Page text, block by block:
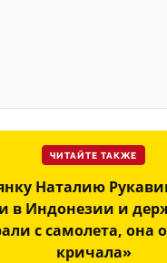
ЧИТАЙТЕ ТАКЖЕ
Наталию
в Индонезии и
с самолета, она
кричала»